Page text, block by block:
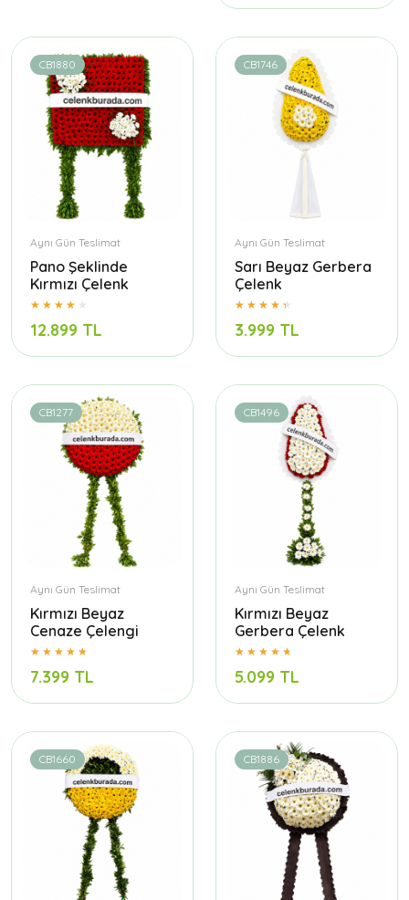
CB1880
Aynı Gün Teslimat
Pano Şeklinde
Kırmızı Çelenk
12.899 TL
CB1746
Aynı Gün Teslimat
Sarı Beyaz Gerbera
Çelenk
3.999 TL
CB1277
Aynı Gün Teslimat
Kırmızı Beyaz
Cenaze Çelengi
7.399 TL
CB1496
Aynı Gün Teslimat
Kırmızı Beyaz
Gerbera Çelenk
5.099 TL
CB1660 CB1886